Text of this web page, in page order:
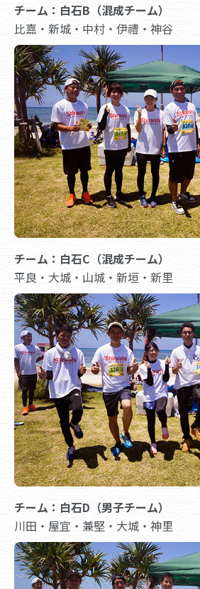
チーム：白石B（混成チーム）
比嘉・新城・中村・伊禮・神谷
チーム：白石C（混成チーム）
平良・大城・山城・新垣・新里
チーム：白石D（男子チーム）
川田・屋宜・兼堅・大城・神里